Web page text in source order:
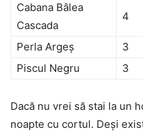
Cabana Bâlea
Cascada
4
Perla Argeș 3
Piscul Negru
3
Dacă nu vrei să stai la un
noapte cu cortul. Deși